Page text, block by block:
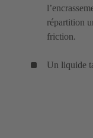
répartition
friction.
Un liquide